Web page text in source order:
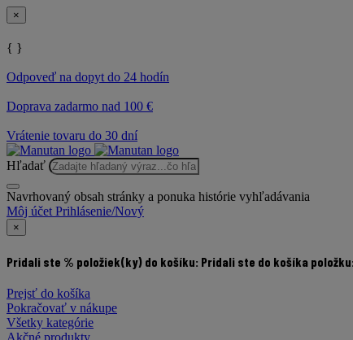
×
{ }
Odpoveď na dopyt do 24 hodín
Doprava zadarmo nad 100 €
Vrátenie tovaru do 30 dní
Hľadať
Navrhovaný obsah stránky a ponuka histórie vyhľadávania
Môj účet Prihlásenie/Nový
×
Pridali ste % položiek(ky) do košíku: Pridali ste do košíka položku:
Prejsť do košíka
Pokračovať v nákupe
Všetky kategórie
Akčné produkty